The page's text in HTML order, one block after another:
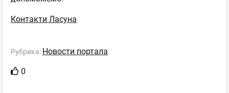
Контакти Ласуна
Рубрика: Новости портала
0